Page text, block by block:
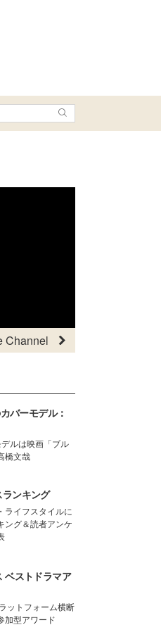
Channel
バーモデル：
ルは映画「ブル
橋文哉
ンキング
ライフスタイルに
ング＆読者アンケ
ベストドラマア
ットフォーム横断
加型アワード